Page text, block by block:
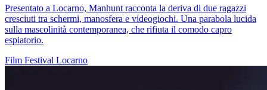
Presentato a Locarno, Manhunt racconta la deriva di due ragazzi
cresciuti tra schermi, manosfera e videogiochi. Una parabola lucida
sulla mascolinità contemporanea, che rifiuta il comodo capro
espiatorio.
Film Festival Locarno